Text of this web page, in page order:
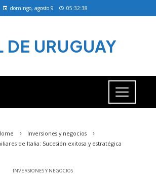
domingo, agosto 9 05:32:39
DE URUGUAY
Inversiones y negocios
de Italia: Sucesión exitosa y estratégica
INVERSIONES Y NEGOCIOS